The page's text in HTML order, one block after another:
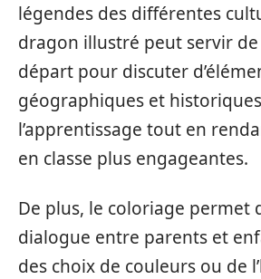
légendes des différentes
dragon illustré peut servir
départ pour discuter
géographiques et
l’apprentissage tout en
en classe plus engageantes.
De plus, le coloriage permet
dialogue entre parents et
des choix de couleurs ou de